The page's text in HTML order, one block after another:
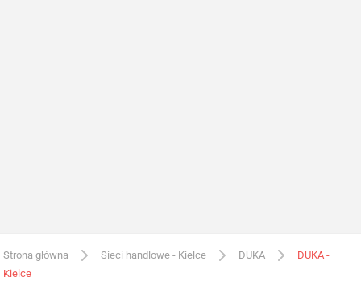
Strona główna Sieci handlowe - Kielce DUKA
DUKA -
Kielce